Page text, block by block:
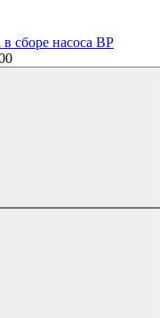
сборе насоса BP